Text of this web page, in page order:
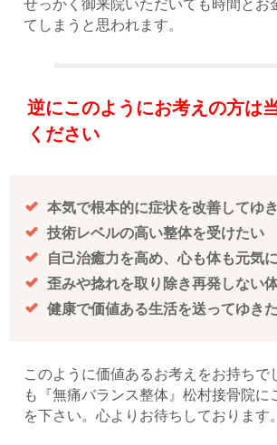
せっかく御来院いただいても時間とお
てしまうと思われます。
逆にこのようにお考えの方は
ください
本気で根本的に症状を改善してゆ
技術レベルの高い整体を受けたい
自己治癒力を高め、心も体も元気
歪みや捻れを取り除き再発しない
健康で価値ある生活を送ってゆき
このように価値あるお考えをお持ちで
も『無痛バランス整体』松村接骨院に
を下さい。心よりお待ちしております。